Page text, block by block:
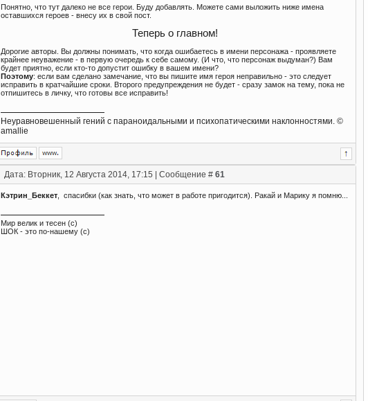
Понятно, что тут далеко не все герои. Буду добавлять. Можете сами выложить ниже имена
оставшихся героев - внесу их в свой пост.
Теперь о главном!
Дорогие авторы. Вы должны понимать, что когда ошибаетесь в имени персонажа - проявляете
крайнее неуважение - в первую очередь к себе самому. (И что, что персонаж выдуман?) Вам
будет приятно, если кто-то допустит ошибку в вашем имени?
Поэтому: если вам сделано замечание, что вы пишите имя героя неправильно - это следует
исправить в кратчайшие сроки. Второго предупреждения не будет - сразу замок на тему, пока не
отпишитесь в личку, что готовы все исправить!
Неуравновешенный гений с параноидальными и психопатическими наклонностями. ©
amallie
Дата: Вторник, 12 Августа 2014, 17:15 | Сообщение # 61
Кэтрин_Беккет , спасибки (как знать, что может в работе пригодится). Ракай и Марику я помню...
Мир велик и тесен (с)
ШОК - это по-нашему (с)